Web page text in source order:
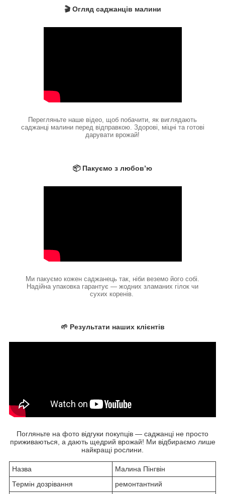
🎬 Огляд саджанців малини
Перегляньте наше відео, щоб побачити, як виглядають
саджанці малини перед відправкою. Здорові, міцні та готові
дарувати врожай!
📦 Пакуємо з любов’ю
Ми пакуємо кожен саджанець так, ніби веземо його собі.
Надійна упаковка гарантує — жодних зламаних гілок чи
сухих коренів.
🌱 Результати наших клієнтів
Погляньте на фото відгуки покупців — саджанці не просто
приживаються, а дають щедрий врожай! Ми відбираємо лише
найкращі рослини.
Назва
Малина Пінгвін
Термін дозрівання
ремонтантний